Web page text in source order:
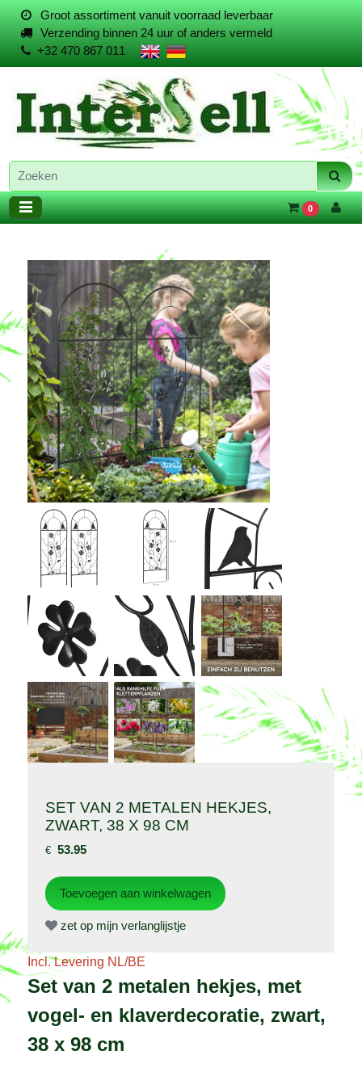
Groot assortiment vanuit voorraad leverbaar
Verzending binnen 24 uur of anders vermeld
+32 470 867 011
0
SET VAN 2 METALEN HEKJES,
ZWART, 38 X 98 CM
€ 53.95
zet op mijn verlanglijstje
Incl. Levering NL/BE
Set van 2 metalen hekjes, met
vogel- en klaverdecoratie, zwart,
38 x 98 cm